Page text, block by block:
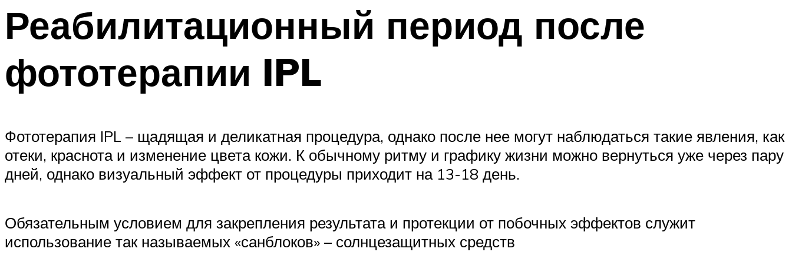
Реабилитационный период после
фототерапии IPL
Фототерапия IPL – щадящая и деликатная процедура, однако после нее могут наблюдаться такие явления, как
отеки, краснота и изменение цвета кожи. К обычному ритму и графику жизни можно вернуться уже через пару
дней, однако визуальный эффект от процедуры приходит на 13-18 день.
Обязательным условием для закрепления результата и протекции от побочных эффектов служит
использование так называемых «санблоков» – солнцезащитных средств